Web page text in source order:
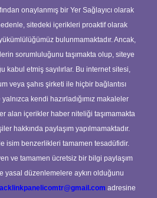
onaylanmış bir Yer Sağlayıcı olarak
sitedeki içerikleri proaktif olarak
bulunmamaktadır. Ancak,
sorumluluğunu taşımakta olup, siteye
kabul etmiş sayılırlar. Bu internet sitesi,
veya şahıs şirketi ile hiçbir bağlantısı
kendi hazırladığımız makaleler
alan içerikler haber niteliği taşımamakta
hakkında paylaşım yapılmamaktadır.
isim benzerlikleri tamamen tesadüfidir.
ve tamamen ücretsiz bir bilgi paylaşım
yasal düzenlemelere aykırı olduğunu
adresine